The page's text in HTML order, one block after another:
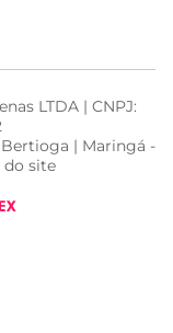
LTDA | CNPJ:
Bertioga | Maringá -
do site